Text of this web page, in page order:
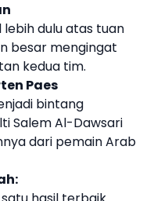
lebih dulu atas tuan
besar mengingat
kedua tim.
Paes
bintang
Salem Al-Dawsari
dari pemain Arab